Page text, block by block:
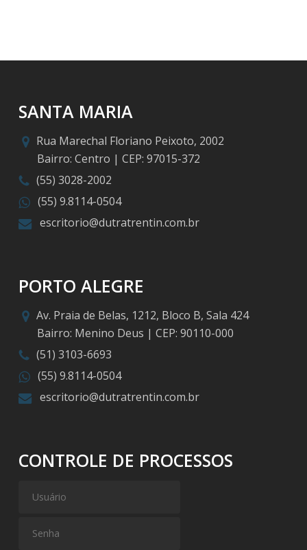
SANTA MARIA
Rua Marechal Floriano Peixoto, 2002
Bairro: Centro | CEP: 97015-372
(55) 3028-2002
(55) 9.8114-0504
escritorio@dutratrentin.com.br
PORTO ALEGRE
Av. Praia de Belas, 1212, Bloco B, Sala 424
Bairro: Menino Deus | CEP: 90110-000
(51) 3103-6693
(55) 9.8114-0504
escritorio@dutratrentin.com.br
CONTROLE DE PROCESSOS